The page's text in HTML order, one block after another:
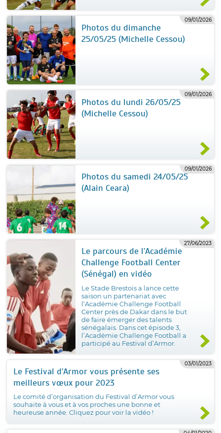
09/01/2026
Photos du dimanche
25/05/25 (Michelle Cessou)
09/01/2026
Photos du lundi 26/05/25
(Michelle Cessou)
09/01/2026
Photos du samedi 24/05/25
(Alain Ceara)
27/06/2023
Le parcours de l’Académie
Challenge Football Center
(Sénégal) en vidéo
Le Stade Brestois a lance cette
saison un partenariat avec
l’Académie Challenge Football
Center près de Dakar dans le but
de faire émerger des talents
sénégalais. Dans cet épisode 3,
l’Académie Challenge Football a
participé au Festival d’Armor.
03/01/2023
Le Festival d’Armor vous présente ses
meilleurs vœux pour 2023
Le comité d’organisation du Festival d’Armor vous
souhaite à vous et à vos proches une bonne et
heureuse année. Cliquez pour voir la vidéo !